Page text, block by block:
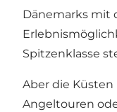
Dänemarks mit
Spitzenklasse
Aber die
Angeltouren